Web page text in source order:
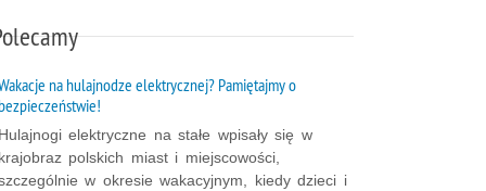
na hulajnodze elektrycznej? Pamiętajmy o
elektryczne na stałe wpisały się w
polskich miast i miejscowości,
w okresie wakacyjnym, kiedy dzieci i